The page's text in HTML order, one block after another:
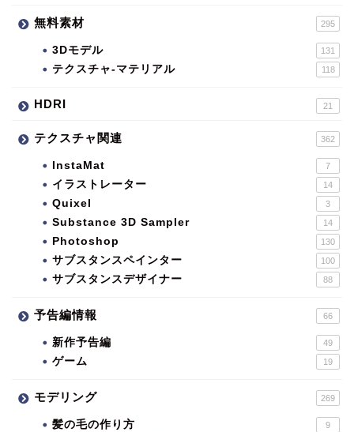
無料素材 295
3Dモデル 131
テクスチャ-マテリアル 118
HDRI 21
テクスチャ関連 362
InstaMat 7
イラストレーター 14
Quixel 3
Substance 3D Sampler 14
Photoshop 130
サブスタンスペインター 100
サブスタンスデザイナー 88
予告編情報 66
新作予告編 49
ゲーム 19
モデリング 269
髪の毛の作り方 9